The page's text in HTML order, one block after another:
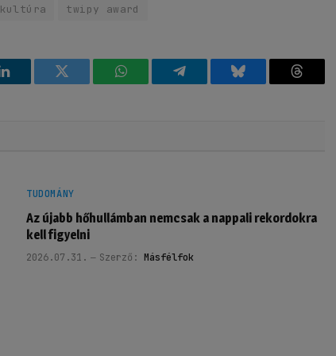
kultúra twipy award
LinkedIn Twitter WhatsAppTelegram Bluesky Threads
TUDOMÁNY
Az újabb hőhullámban nemcsak a nappali rekordokra
kell figyelni
2026.07.31. Szerző: Másfélfok